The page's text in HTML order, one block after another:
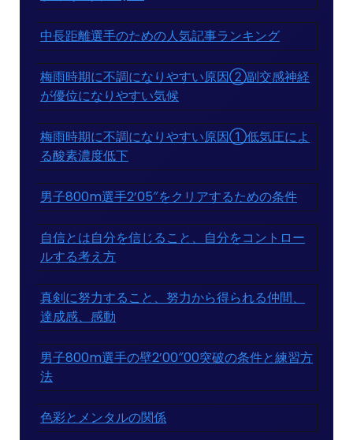
中長距離選手のための人気記事ランキング
梅雨時期に不調になりやすい原因②副交感神経
が優位になりやすい気候
梅雨時期に不調になりやすい原因①低気圧によ
る酸素濃度低下
男子800m選手2’05″をクリアするための条件
自信とは自分を信じること、自分をコントロー
ルする考え方
真剣に努力すること、努力から得られる仲間、
達成感、感動
男子800m選手の壁2’00″00突破の条件と練習方
法
色彩とメンタルの関係